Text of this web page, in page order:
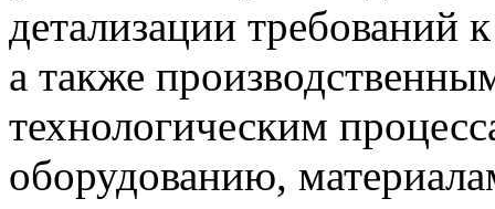
детализации требований
а также
технологическим
оборудованию,